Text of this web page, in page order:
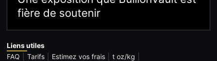
fière de soutenir
Liens utiles
FAQ
Tarifs Estimez vos frais
t oz/kg